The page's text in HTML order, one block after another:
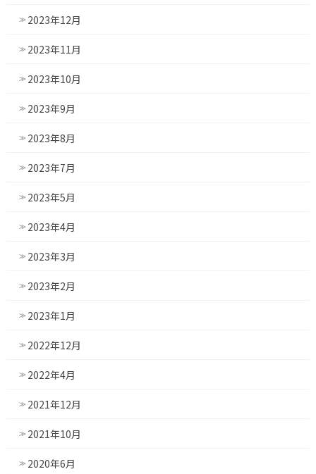
2023年12月
2023年11月
2023年10月
2023年9月
2023年8月
2023年7月
2023年5月
2023年4月
2023年3月
2023年2月
2023年1月
2022年12月
2022年4月
2021年12月
2021年10月
2020年6月